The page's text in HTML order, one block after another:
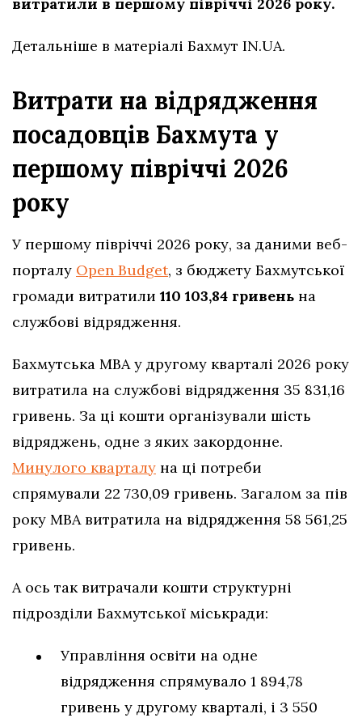
витратили в першому півріччі 2026 року.
Детальніше в матеріалі Бахмут IN.UA.
Витрати на відрядження
посадовців Бахмута у
першому півріччі 2026
року
У першому півріччі 2026 року, за даними веб-
порталу Open Budget, з бюджету Бахмутської
громади витратили 110 103,84 гривень на
службові відрядження.
Бахмутська МВА у другому кварталі 2026 року
витратила на службові відрядження 35 831,16
гривень. За ці кошти організували шість
відряджень, одне з яких закордонне.
Минулого кварталу на ці потреби
спрямували 22 730,09 гривень. Загалом за пів
року МВА витратила на відрядження 58 561,25
гривень.
А ось так витрачали кошти структурні
підрозділи Бахмутської міськради:
Управління освіти на одне
відрядження спрямувало 1 894,78
гривень у другому кварталі, і 3 550